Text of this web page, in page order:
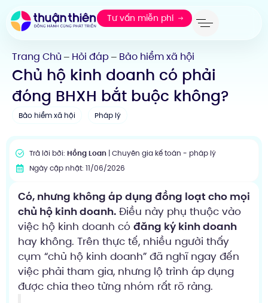
Tư vấn miễn phí
Trang Chủ — Hỏi đáp — Bảo hiểm xã hội
Chủ hộ kinh doanh có phải
đóng BHXH bắt buộc không?
Bảo hiểm xã hội Pháp lý
Trả lời bởi: Hồng Loan| Chuyên gia kế toán - pháp lý
Ngày cập nhật: 11/06/2026
Có, nhưng không áp dụng đồng loạt cho mọi
chủ hộ kinh doanh. Điều này phụ thuộc vào
việc hộ kinh doanh có đăng ký kinh doanh
hay không. Trên thực tế, nhiều người thấy
cụm “chủ hộ kinh doanh” đã nghĩ ngay đến
việc phải tham gia, nhưng lộ trình áp dụng
được chia theo từng nhóm rất rõ ràng.